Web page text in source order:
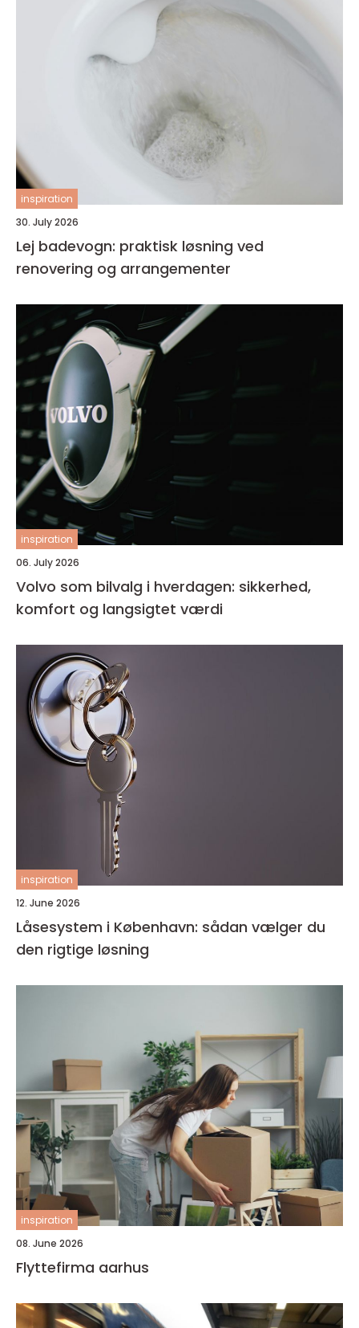
inspiration
30. July 2026
Lej badevogn: praktisk løsning ved
renovering og arrangementer
inspiration
06. July 2026
Volvo som bilvalg i hverdagen: sikkerhed,
komfort og langsigtet værdi
inspiration
12. June 2026
Låsesystem i København: sådan vælger du
den rigtige løsning
inspiration
08. June 2026
Flyttefirma aarhus